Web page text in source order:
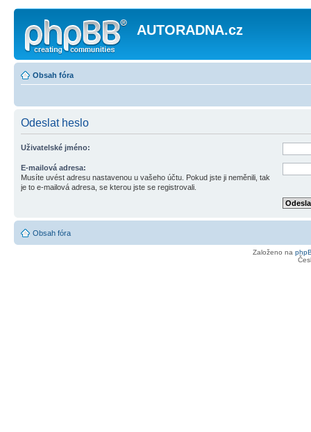
AUTORADNA.cz
Obsah fóra
Odeslat heslo
Uživatelské jméno:
E-mailová adresa:
Musíte uvést adresu nastavenou u vašeho účtu. Pokud jste ji neměnili, tak
je to e-mailová adresa, se kterou jste se registrovali.
Obsah fóra
Založeno na